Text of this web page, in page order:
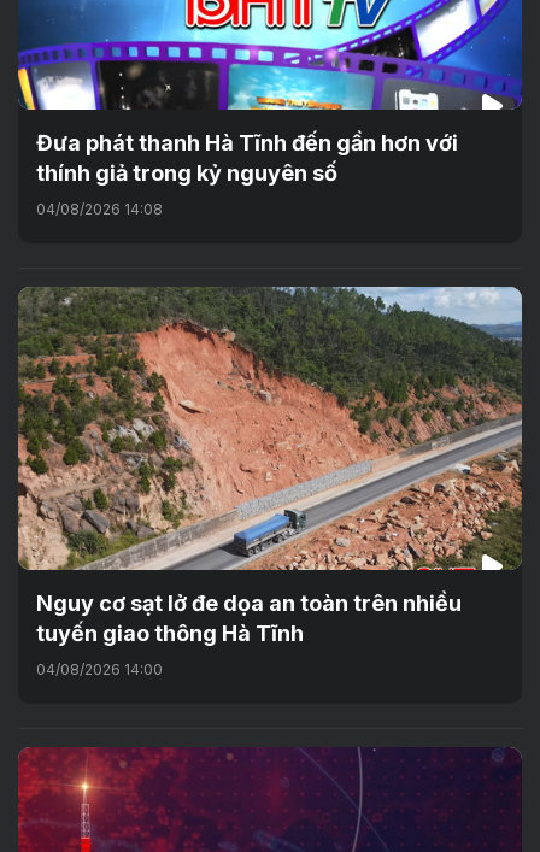
Đưa phát thanh Hà Tĩnh đến gần hơn với
thính giả trong kỷ nguyên số
04/08/2026 14:08
Nguy cơ sạt lở đe dọa an toàn trên nhiều
tuyến giao thông Hà Tĩnh
04/08/2026 14:00